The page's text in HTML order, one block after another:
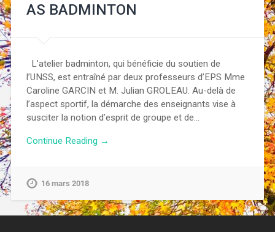
AS BADMINTON
L’atelier badminton, qui bénéficie du soutien de
l’UNSS, est entraîné par deux professeurs d’EPS Mme
Caroline GARCIN et M. Julian GROLEAU. Au-delà de
l’aspect sportif, la démarche des enseignants vise à
susciter la notion d’esprit de groupe et de…
Continue Reading →
16 mars 2018